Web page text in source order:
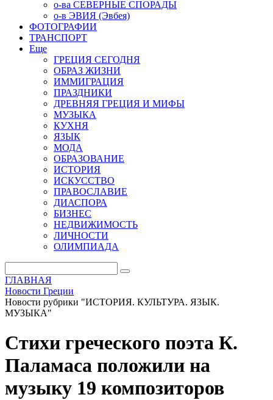
о-ва СЕВЕРНЫЕ СПОРАДЫ
о-в ЭВИЯ (Эвбея)
ФОТОГРАФИИ
ТРАНСПОРТ
Еще
ГРЕЦИЯ СЕГОДНЯ
ОБРАЗ ЖИЗНИ
ИММИГРАЦИЯ
ПРАЗДНИКИ
ДРЕВНЯЯ ГРЕЦИЯ И МИФЫ
МУЗЫКА
КУХНЯ
ЯЗЫК
МОДА
ОБРАЗОВАНИЕ
ИСТОРИЯ
ИСКУССТВО
ПРАВОСЛАВИЕ
ДИАСПОРА
БИЗНЕС
НЕДВИЖИМОСТЬ
ЛИЧНОСТИ
ОЛИМПИАДА
ГЛАВНАЯ
Новости Греции
Новости рубрики "ИСТОРИЯ. КУЛЬТУРА. ЯЗЫК.
МУЗЫКА"
Стихи греческого поэта К.
Паламаса положили на
музыку 19 композиторов